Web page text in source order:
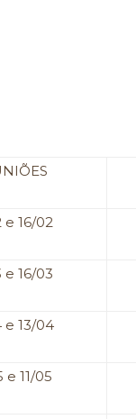
e 16/02
e 16/03
e 13/04
e 11/05